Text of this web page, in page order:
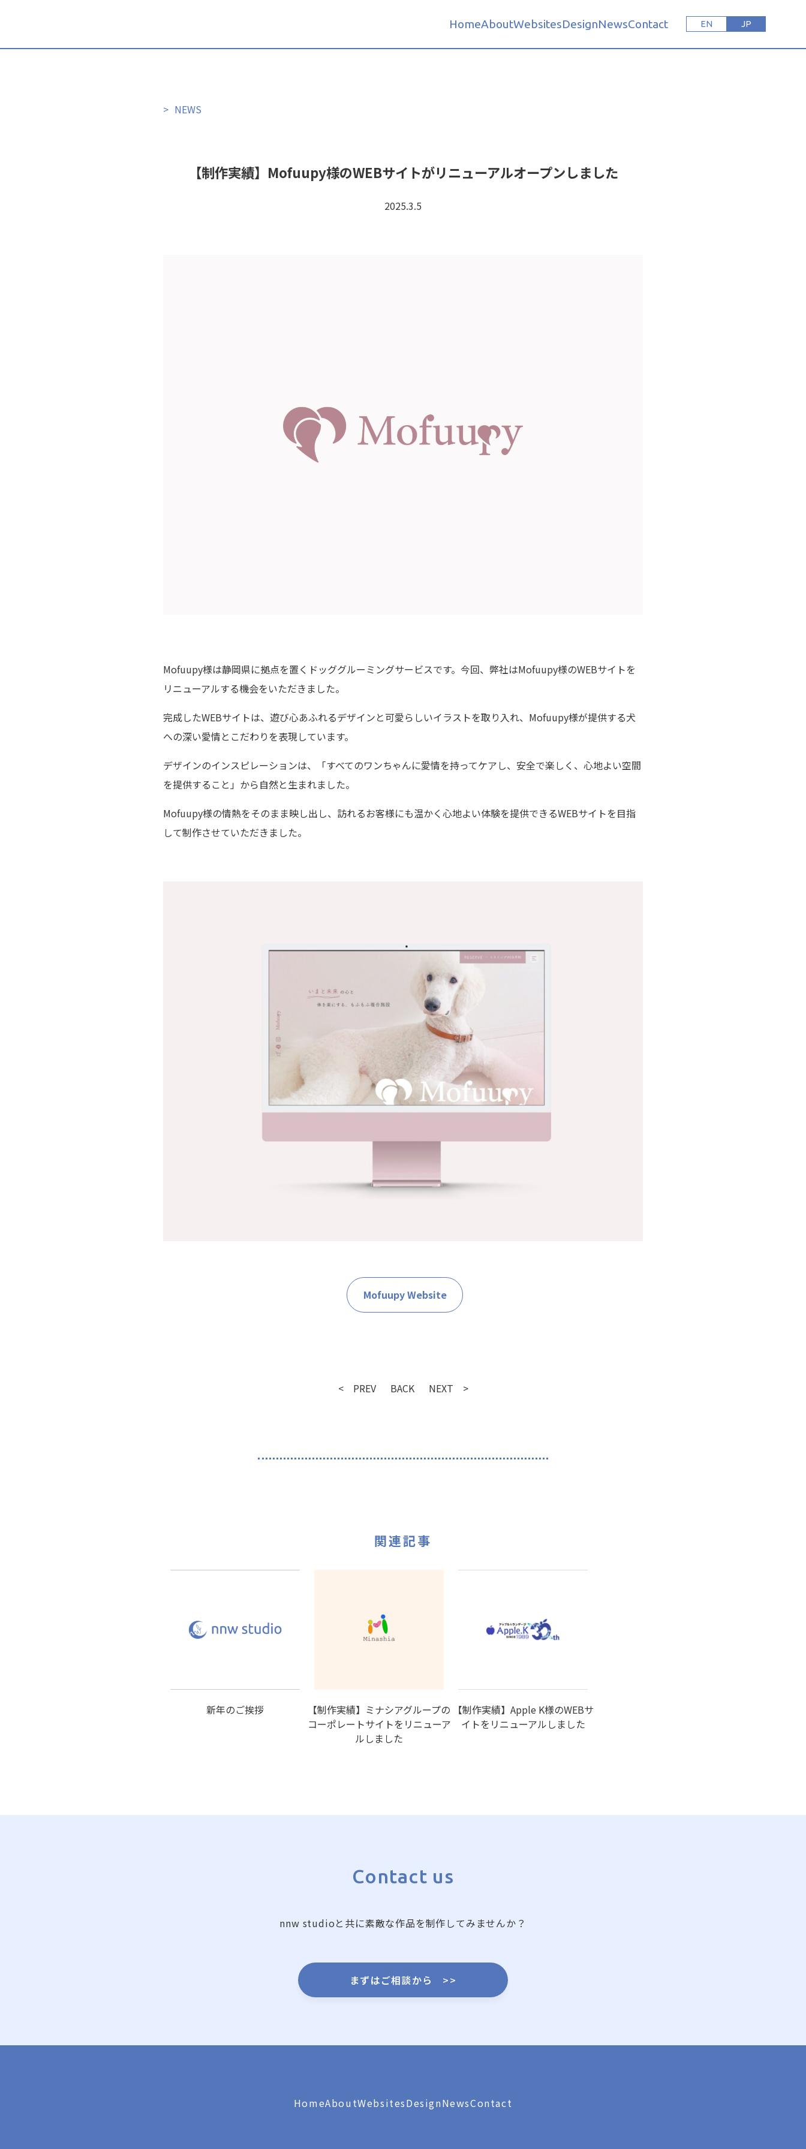
HomeAboutWebsitesDesignNewsContact EN JP
> NEWS
【制作実績】Mofuupy様のWEBサイトがリニューアルオープンしました
2025.3.5
Mofuupy様は静岡県に拠点を置くドッググルーミングサービスです。今回、弊社はMofuupy様のWEBサイトを
リニューアルする機会をいただきました。
完成したWEBサイトは、遊び心あふれるデザインと可愛らしいイラストを取り入れ、Mofuupy様が提供する犬
への深い愛情とこだわりを表現しています。
デザインのインスピレーションは、「すべてのワンちゃんに愛情を持ってケアし、安全で楽しく、心地よい空間
を提供すること」から自然と生まれました。
Mofuupy様の情熱をそのまま映し出し、訪れるお客様にも温かく心地よい体験を提供できるWEBサイトを目指
して制作させていただきました。
Mofuupy Website
< PREV BACK NEXT >
関連記事
新年のご挨拶
【制作実績】ミナシアグループの
コーポレートサイトをリニューア
ルしました
【制作実績】Apple K様のWEBサ
イトをリニューアルしました
Contact us
nnw studioと共に素敵な作品を制作してみませんか？
まずはご相談から >>
HomeAboutWebsitesDesignNewsContact